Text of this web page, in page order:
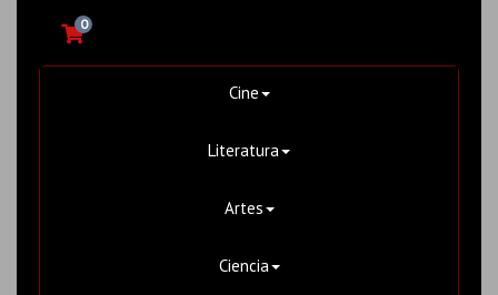
0
Cine
Literatura
Artes
Ciencia